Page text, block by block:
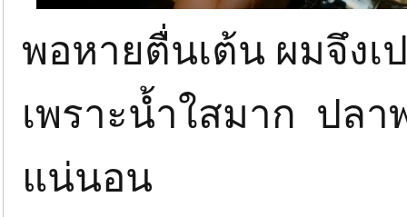
พอหายตื่นเต้น ผมจึงเ
เพราะน้ำใสมาก ปลา
แน่นอน